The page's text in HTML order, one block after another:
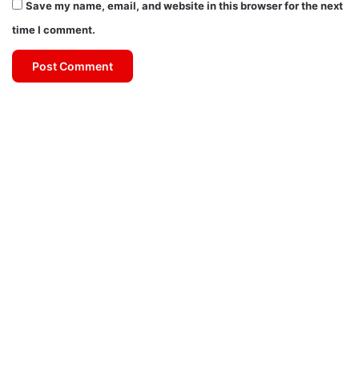
Save my name, email, and website in this browser for the next
time I comment.